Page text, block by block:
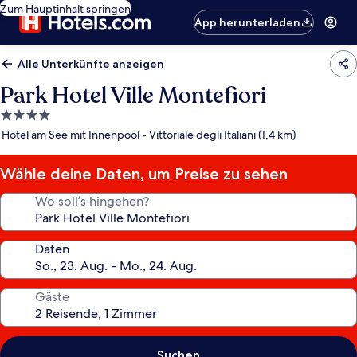
Zum Hauptinhalt springen
App herunterladen
Alle Unterkünfte anzeigen
Park Hotel Ville Montefiori
4.0-
Sterne-
Hotel am See mit Innenpool - Vittoriale degli Italiani (1,4 km)
Wähle deine Daten, um Preise zu sehen
Wo soll’s hingehen?
Daten
Gäste